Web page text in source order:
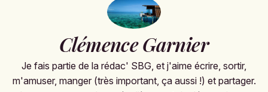
Clémence Garnier
Je fais partie de la rédac' SBG, et j'aime écrire, sortir,
m'amuser, manger (très important, ça aussi !) et partager.